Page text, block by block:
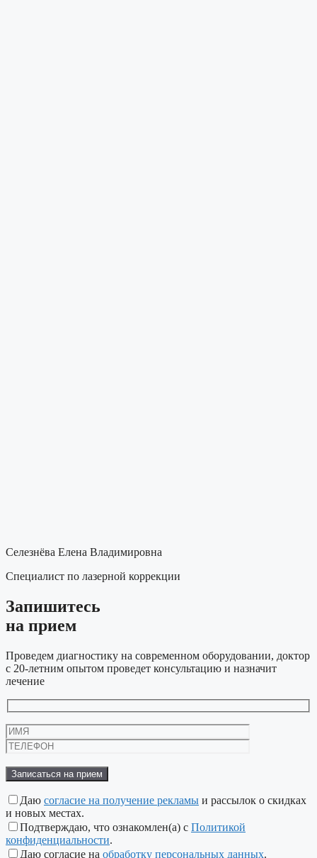
Селезнёва Елена Владимировна
Специалист по лазерной коррекции
Запишитесь
на прием
Проведем диагностику на современном оборудовании, доктор
с 20-летним опытом проведет консультацию и назначит
лечение
Даю согласие на получение рекламы и рассылок о скидках
и новых местах.
Подтверждаю, что ознакомлен(а) с Политикой
конфиденциальности.
Даю согласие на обработку персональных данных.